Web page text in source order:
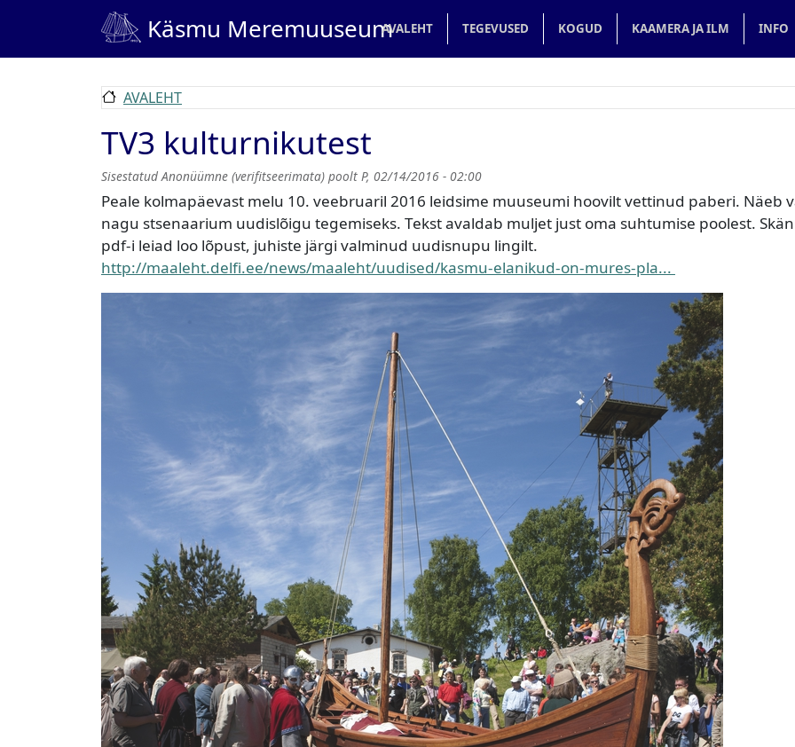
Liigu edasi põhisisu juurde
Käsmu MeremuuseumMain navigation
AVALEHT TEGEVUSED KOGUD KAAMERA JA ILM INFO
AVALEHT
TV3 kulturnikutest
SisestatudAnonüümne (verifitseerimata) poolt P, 02/14/2016 - 02:00
Peale kolmapäevast melu 10. veebruaril 2016 leidsime muuseumi hoovilt vettinud paberi. Näeb
nagu stsenaarium uudislõigu tegemiseks. Tekst avaldab muljet just oma suhtumise poolest.
pdf-i leiad loo lõpust, juhiste järgi valminud uudisnupu lingilt.
http://maaleht.delfi.ee/news/maaleht/uudised/kasmu-elanikud-on-mures-pla...